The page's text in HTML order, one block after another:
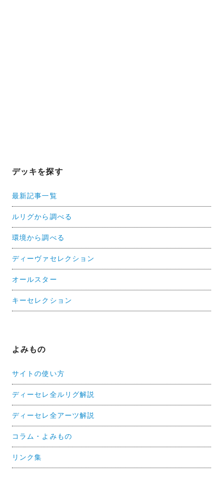
デッキを探す
最新記事一覧
ルリグから調べる
環境から調べる
ディーヴァセレクション
オールスター
キーセレクション
よみもの
サイトの使い方
ディーセレ全ルリグ解説
ディーセレ全アーツ解説
コラム・よみもの
リンク集